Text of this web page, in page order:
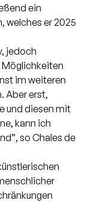
ein
welches er 2025
jedoch
im weiteren
Aber erst,
und diesen mit
kann ich
, so Chales de